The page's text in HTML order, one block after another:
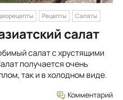
Рецепты Салаты
салат
салат с хрустящими
получается очень
так и в холодном виде.
Комментарий